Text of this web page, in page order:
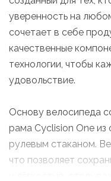
уверенность на
сочетает в себе
качественные
технологии, чтобы
удовольствие.
Основу велосипеда
рама Cyclision One из
рулевым стаканом.
что позволяет